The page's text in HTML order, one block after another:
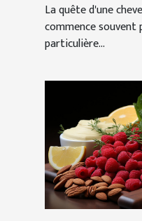
La quête d'une
commence
particulière...